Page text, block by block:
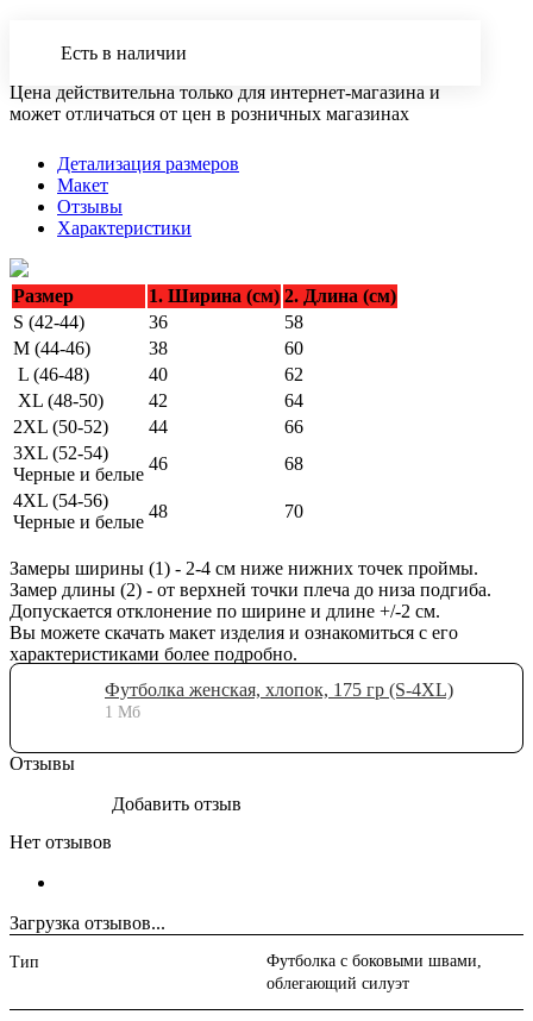
Есть в наличии
Цена действительна только для интернет-магазина и
может отличаться от цен в розничных магазинах
Детализация размеров
Макет
Отзывы
Характеристики
Размер 1. Ширина (см) 2. Длина (см)
S (42-44)
36
58
M (44-46)
38
60
L (46-48)
40
62
XL (48-50)
42
64
2XL (50-52)
44
66
3XL (52-54)
Черные и белые
46
68
4XL (54-56)
Черные и белые
48 70
Замеры ширины (1) - 2-4 см ниже нижних точек проймы.
Замер длины (2) - от верхней точки плеча до низа подгиба.
Допускается отклонение по ширине и длине +/-2 см.
Вы можете скачать макет изделия и ознакомиться с его
характеристиками более подробно.
Футболка женская, хлопок, 175 гр (S-4XL)
1 Мб
Отзывы
Загрузка отзывов...
Нет отзывов
Добавить отзыв
Тип
Футболка с боковыми швами,
облегающий силуэт